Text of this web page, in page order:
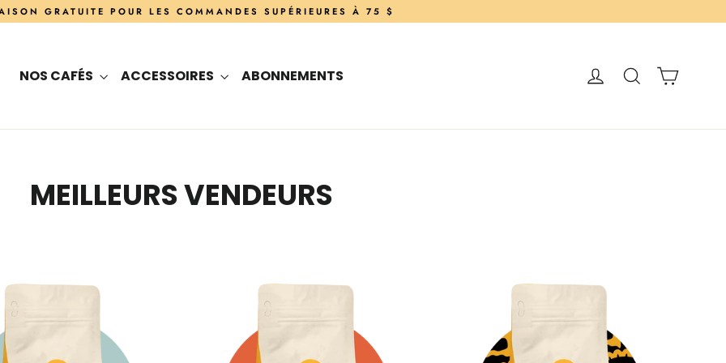
GRATUITE POUR LES COMMANDES SUPÉRIEURES À 75 $
NOS CAFÉS ACCESSOIRES ABONNEMENTS CONNECTEZ-
RECHERCHE
MEILLEURS VENDEURS